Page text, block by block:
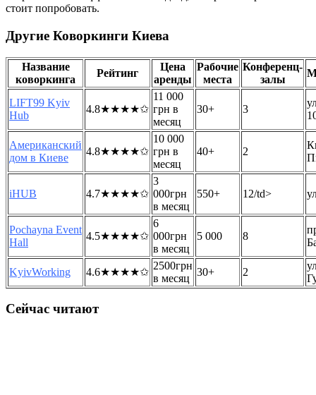
стоит попробовать.
Другие Коворкинги Киева
Название
коворкинга
Рейтинг
Цена
аренды
Рабочие
места
Конференц-
залы
LIFT99 Kyiv
Hub
4.8★★★★✩
11 000
грн в
месяц
30+ 3
Американский
дом в Киеве
4.8★★★★✩
10 000
грн в
месяц
40+ 2
iHUB 4.7★★★★✩
3
000грн
в месяц
550+ 12/td>
Pochayna Event
Hall
4.5★★★★✩
6
000грн
в месяц
5 000 8
KyivWorking 4.6★★★★✩
2500грн
в месяц
30+ 2
Сейчас читают